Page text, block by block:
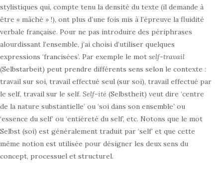
stylistiques qui, compte tenu la densité du texte (il demande à
être « mâché » !), ont plus d’une fois mis à l’épreuve la fluidité
verbale française. Pour ne pas introduire des périphrases
alourdissant l’ensemble, j’ai choisi d’utiliser quelques
expressions ‘francisées’. Par exemple le mot self-travail
(Selbstarbeit) peut prendre différents sens selon le contexte :
travail sur soi, travail effectué seul (sur soi), travail effectué par
le self, travail sur le self. Self-ité (Selbstheit) veut dire ‘centre
de la nature substantielle’ ou ‘soi dans son ensemble’ ou
‘essence du self’ ou ‘entièreté du self’, etc. Notons que le mot
Selbst (soi) est généralement traduit par ‘self’ et que cette
même notion est utilisée pour désigner les deux sens du
concept, processuel et structurel.